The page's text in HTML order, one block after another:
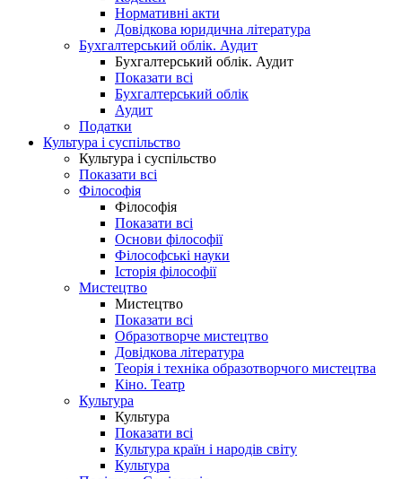
Нормативні акти
Довідкова юридична література
Бухгалтерський облік. Аудит
Бухгалтерський облік. Аудит
Показати всі
Бухгалтерський облік
Аудит
Податки
Культура і суспільство
Культура і суспільство
Показати всі
Філософія
Філософія
Показати всі
Основи філософії
Філософські науки
Історія філософії
Мистецтво
Мистецтво
Показати всі
Образотворче мистецтво
Довідкова література
Теорія і техніка образотворчого мистецтва
Кіно. Театр
Культура
Культура
Показати всі
Культура країн і народів світу
Культура